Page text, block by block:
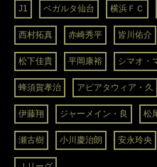
J1 ベガルタ仙台 横浜ＦＣ
西村拓真 赤崎秀平 皆川佑介
松下佳貴 平岡康裕 シマオ・
蜂須賀孝治 アピアタウィア・久
伊藤翔 ジャーメイン・良 松
瀬古樹 小川慶治朗 安永玲央